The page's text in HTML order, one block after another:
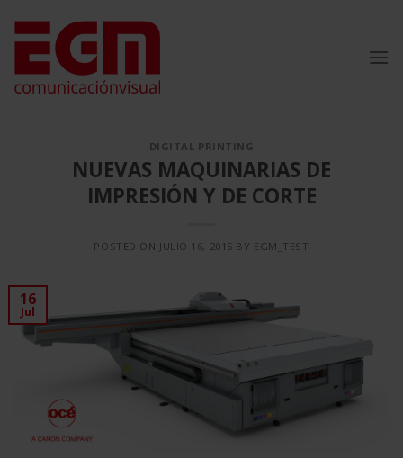
contenido
DIGITAL PRINTING
NUEVAS MAQUINARIAS DE
IMPRESIÓN Y DE CORTE
POSTED ON JULIO 16, 2015 BY EGM_TEST
16
Jul